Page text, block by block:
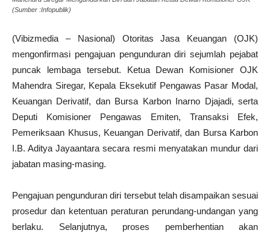
(Sumber :Infopublik)
(Vibizmedia – Nasional) Otoritas Jasa Keuangan (OJK)
mengonfirmasi pengajuan pengunduran diri sejumlah pejabat
puncak lembaga tersebut. Ketua Dewan Komisioner OJK
Mahendra Siregar, Kepala Eksekutif Pengawas Pasar Modal,
Keuangan Derivatif, dan Bursa Karbon Inarno Djajadi, serta
Deputi Komisioner Pengawas Emiten, Transaksi Efek,
Pemeriksaan Khusus, Keuangan Derivatif, dan Bursa Karbon
I.B. Aditya Jayaantara secara resmi menyatakan mundur dari
jabatan masing-masing.
Pengajuan pengunduran diri tersebut telah disampaikan sesuai
prosedur dan ketentuan peraturan perundang-undangan yang
berlaku. Selanjutnya, proses pemberhentian akan